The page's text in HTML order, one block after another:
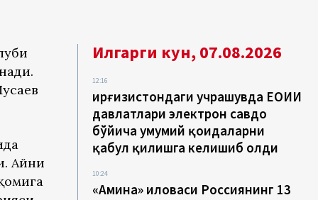
Айни
Илгарги кун, 07.08.2026
12:16
Қирғизистондаги учрашувда ЕОИИ
давлатлари электрон савдо
бўйича умумий қоидаларни
қабул қилишга келишиб олди
10:24
«Амина» иловаси Россиянинг 13